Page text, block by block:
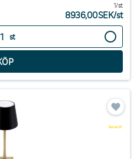
1/st
8936,00SEK/st
st